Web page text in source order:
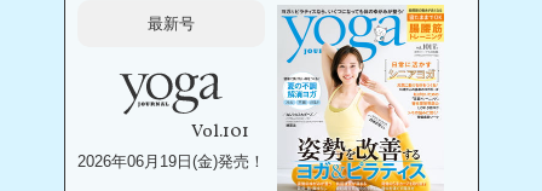
最新号
Vol.101
2026年06月19日(金)発売！